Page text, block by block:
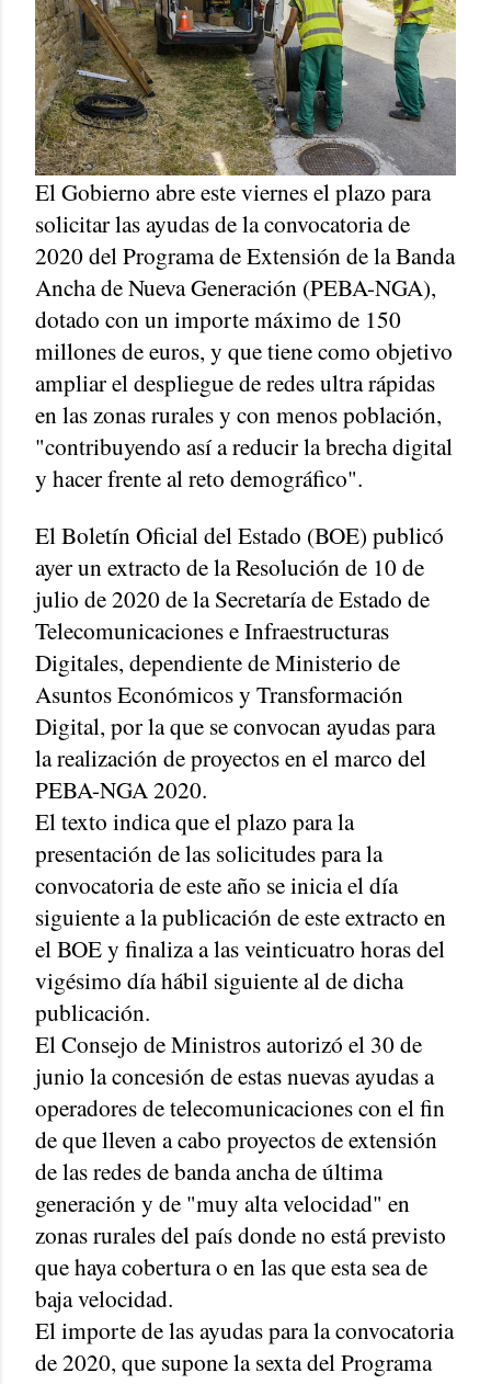
El Gobierno abre este viernes el plazo para
solicitar las ayudas de la convocatoria de
2020 del Programa de Extensión de la Banda
Ancha de Nueva Generación (PEBA-NGA),
dotado con un importe máximo de 150
millones de euros, y que tiene como objetivo
ampliar el despliegue de redes ultra rápidas
en las zonas rurales y con menos población,
"contribuyendo así a reducir la brecha digital
y hacer frente al reto demográfico".
El Boletín Oficial del Estado (BOE) publicó
ayer un extracto de la Resolución de 10 de
julio de 2020 de la Secretaría de Estado de
Telecomunicaciones e Infraestructuras
Digitales, dependiente de Ministerio de
Asuntos Económicos y Transformación
Digital, por la que se convocan ayudas para
la realización de proyectos en el marco del
PEBA-NGA 2020.
El texto indica que el plazo para la
presentación de las solicitudes para la
convocatoria de este año se inicia el día
siguiente a la publicación de este extracto en
el BOE y finaliza a las veinticuatro horas del
vigésimo día hábil siguiente al de dicha
publicación.
El Consejo de Ministros autorizó el 30 de
junio la concesión de estas nuevas ayudas a
operadores de telecomunicaciones con el fin
de que lleven a cabo proyectos de extensión
de las redes de banda ancha de última
generación y de "muy alta velocidad" en
zonas rurales del país donde no está previsto
que haya cobertura o en las que esta sea de
baja velocidad.
El importe de las ayudas para la convocatoria
de 2020, que supone la sexta del Programa